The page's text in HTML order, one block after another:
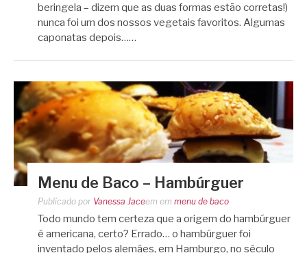
beringela – dizem que as duas formas estão corretas!)
nunca foi um dos nossos vegetais favoritos. Algumas
caponatas depois……
Menu de Baco – Hambúrguer
Publicado por Vanessa Jaceem em menu de baco
Todo mundo tem certeza que a origem do hambúrguer
é americana, certo? Errado… o hambúrguer foi
inventado pelos alemães, em Hamburgo, no século